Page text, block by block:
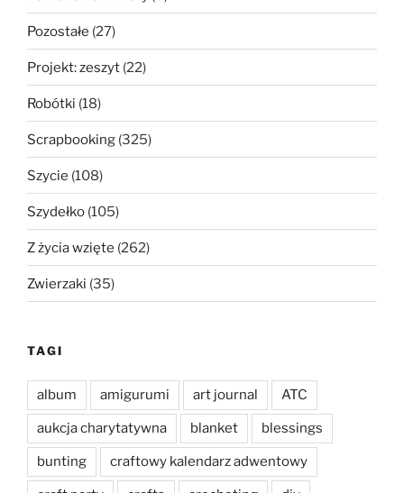
Pozostałe (27)
Projekt: zeszyt (22)
Robótki (18)
Scrapbooking (325)
Szycie (108)
Szydełko (105)
Z życia wzięte (262)
Zwierzaki (35)
TAGI
album amigurumi art journal ATC
aukcja charytatywna blanket blessings
bunting craftowy kalendarz adwentowy